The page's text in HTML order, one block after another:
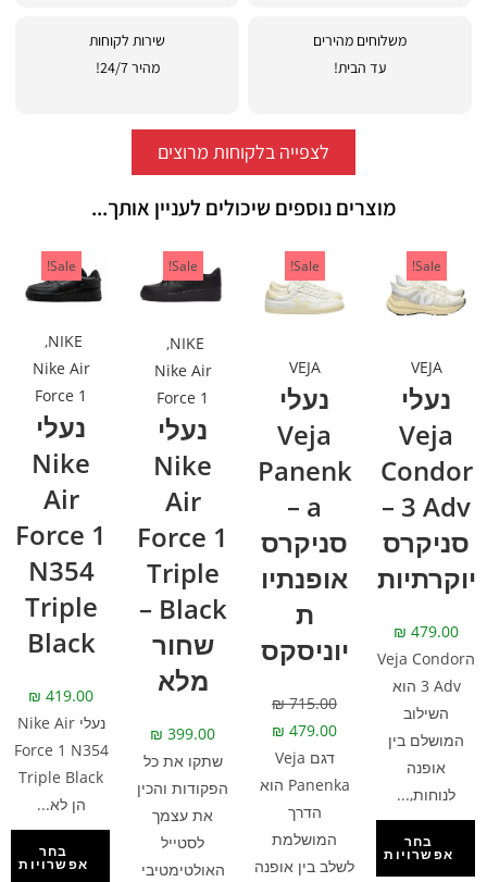
משלוחים מהירים
עד הבית!
שירות לקוחות
מהיר 24/7!
לצפייה בלקוחות מרוצים
מוצרים נוספים שיכולים לעניין אותך...
Sale!
VEJA
נעלי
Veja
Condor
3 Adv –
סניקרס
יוקרתיות
₪ 479.00
הVeja Condor
3 Adv הוא
השילוב
המושלם בין
אופנה
לנוחות,...
בחר
אפשרויות
Sale!
VEJA
נעלי
Veja
Panenk
a –
סניקרס
אופנתיו
ת
יוניסקס
₪715.00
₪ 479.00
דגם Veja
Panenka הוא
הדרך
המושלמת
לשלב בין אופנה
Sale!
NIKE
,
Nike Air
Force 1
נעלי
Nike
Air
Force 1
Triple
Black –
שחור
מלא
₪ 399.00
שתקו את כל
הפקודות והכין
את עצמך
לסטייל
האולטימטיבי
Sale!
NIKE
,
Nike Air
Force 1
נעלי
Nike
Air
Force 1
N354
Triple
Black
₪ 419.00
נעלי Nike Air
Force 1 N354
Triple Black
הן לא...
בחר
אפשרויות